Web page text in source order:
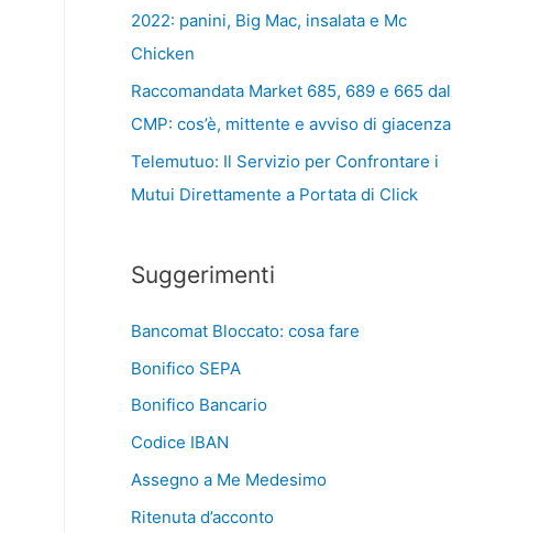
2022: panini, Big Mac, insalata e Mc
Chicken
Raccomandata Market 685, 689 e 665 dal
CMP: cos’è, mittente e avviso di giacenza
Telemutuo: Il Servizio per Confrontare i
Mutui Direttamente a Portata di Click
Suggerimenti
Bancomat Bloccato: cosa fare
Bonifico SEPA
Bonifico Bancario
Codice IBAN
Assegno a Me Medesimo
Ritenuta d’acconto